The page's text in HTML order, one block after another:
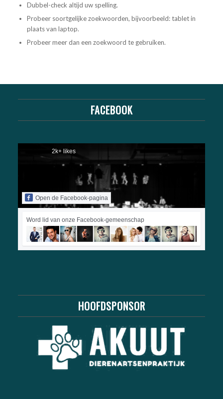
Dubbel-check altijd uw spelling.
Probeer soortgelijke zoekwoorden, bijvoorbeeld: tablet in
plaats van laptop.
Probeer meer dan een zoekwoord te gebruiken.
FACEBOOK
2k+ likes
Open de Facebook-pagina
Word lid van onze Facebook-gemeenschap
HOOFDSPONSOR